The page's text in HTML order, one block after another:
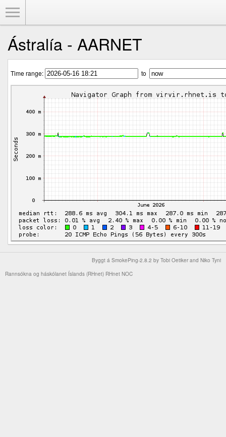
Ástralía - AARNET
Time range: to
Byggt á SmokePing-2.8.2 by Tobi Oetiker and Niko Tyni
Rannsókna og háskólanet Íslands (RHnet) RHnet NOC